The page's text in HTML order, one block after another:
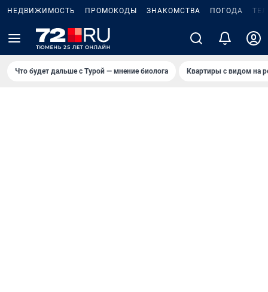
НЕДВИЖИМОСТЬ ПРОМОКОДЫ ЗНАКОМСТВА ПОГОДА
Что будет дальше с Турой — мнение биолога Квартиры с видом на